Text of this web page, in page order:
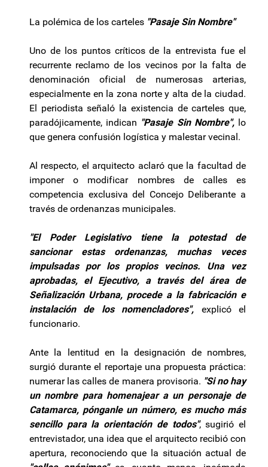
La polémica de los carteles "Pasaje Sin Nombre"
Uno de los puntos críticos de la entrevista fue el
recurrente reclamo de los vecinos por la falta de
denominación oficial de numerosas arterias,
especialmente en la zona norte y alta de la ciudad.
El periodista señaló la existencia de carteles que,
paradójicamente, indican "Pasaje Sin Nombre",lo
que genera confusión logística y malestar vecinal.
Al respecto, el arquitecto aclaró que la facultad de
imponer o modificar nombres de calles es
competencia exclusiva del Concejo Deliberante a
través de ordenanzas municipales.
"El Poder Legislativo tiene la potestad de
sancionar estas ordenanzas, muchas veces
impulsadas por los propios vecinos. Una vez
aprobadas, el Ejecutivo, a través del área de
Señalización Urbana, procede a la fabricación e
instalación de los nomencladores", explicó el
funcionario.
Ante la lentitud en la designación de nombres,
surgió durante el reportaje una propuesta práctica:
numerar las calles de manera provisoria. "Si no hay
un nombre para homenajear a un personaje de
Catamarca, pónganle un número, es mucho más
sencillo para la orientación de todos", sugirió el
entrevistador, una idea que el arquitecto recibió con
apertura, reconociendo que la situación actual de